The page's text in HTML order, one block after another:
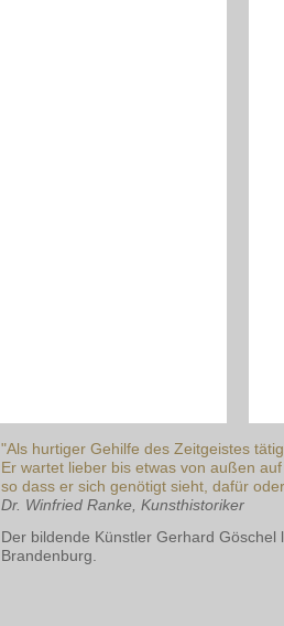
"Als hurtiger Gehilfe des Zeitgeistes
Er wartet lieber bis etwas von außen
so dass er sich genötigt sieht, dafür
Dr. Winfried Ranke, Kunsthistoriker
Der bildende Künstler Gerhard
Brandenburg.